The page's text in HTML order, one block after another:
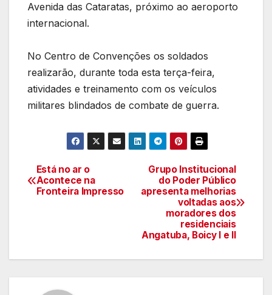
Avenida das Cataratas, próximo ao aeroporto
internacional.
No Centro de Convenções os soldados
realizarão, durante toda esta terça-feira,
atividades e treinamento com os veículos
militares blindados de combate de guerra.
Navegação
de
Grupo Institucional
do Poder Público
apresenta melhorias
voltadas aos
moradores dos
residenciais
Angatuba, Boicy I e II
Está no ar o
Acontece na
Fronteira Impresso